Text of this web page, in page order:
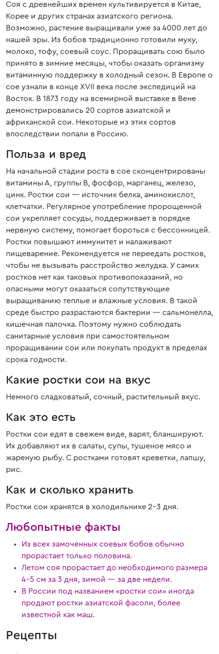
Соя с древнейших времен культивируется в Китае,
Корее и других странах азиатского региона.
Возможно, растение выращивали уже за 4000 лет до
нашей эры. Из бобов традиционно готовили муку,
молоко, тофу, соевый соус. Проращивать сою было
принято в зимние месяцы, чтобы оказать организму
витаминную поддержку в холодный сезон. В Европе о
сое узнали в конце XVII века после экспедиций на
Восток. В 1873 году на всемирной выставке в Вене
демонстрировались 20 сортов азиатской и
африканской сои. Некоторые из этих сортов
впоследствии попали в Россию.
Польза и вред
На начальной стадии роста в сое сконцентрированы
витамины А, группы В, фосфор, марганец, железо,
цинк. Ростки сои — источник белка, аминокислот,
клетчатки. Регулярное употребление пророщенной
сои укрепляет сосуды, поддерживает в порядке
нервную систему, помогает бороться с бессонницей.
Ростки повышают иммунитет и налаживают
пищеварение. Рекомендуется не переедать ростков,
чтобы не вызывать расстройство желудка. У самих
ростков нет как таковых противопоказаний, но
опасными могут оказаться сопутствующие
выращиванию теплые и влажные условия. В такой
среде быстро разрастаются бактерии — сальмонелла,
кишечная палочка. Поэтому нужно соблюдать
санитарные условия при самостоятельном
проращивании сои или покупать продукт в пределах
срока годности.
Какие ростки сои на вкус
Немного сладковатый, сочный, растительный вкус.
Как это есть
Ростки сои едят в свежем виде, варят, бланшируют.
Их добавляют их в салаты, супы, тушеное мясо и
жареную рыбу. С ростками готовят креветки, лапшу,
рис.
Как и сколько хранить
Ростки сои хранятся в холодильнике 2–3 дня.
Любопытные факты
Из всех замоченных соевых бобов обычно
прорастает только половина.
Летом соя прорастает до необходимого размера
4–5 см за 3 дня, зимой — за две недели.
В России под названием «ростки сои» иногда
продают ростки азиатской фасоли, более
известной как маш.
Рецепты